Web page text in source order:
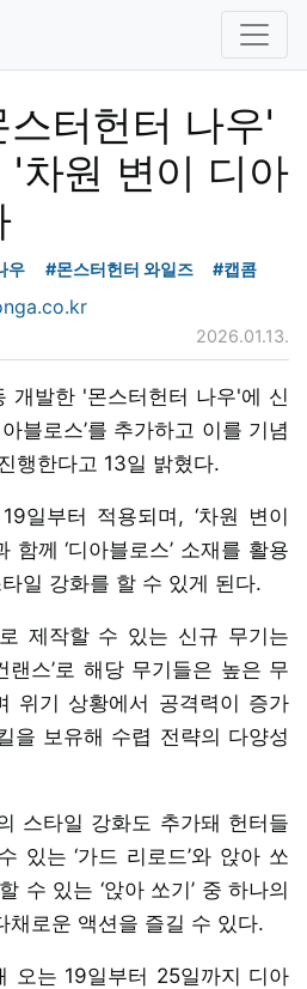
터헌터 나우'
'차원 변이 디아
우 #몬스터헌터 와일즈 #캡콤
2026.01.13.
개발한 '몬스터헌터 나우'에 신
블로스’를 추가하고 이를 기념
행한다고 13일 밝혔다.
일부터 적용되며, ‘차원 변이
함께 ‘디아블로스’ 소재를 활용
일 강화를 할 수 있게 된다.
로 제작할 수 있는 신규 무기는
‘건랜스’로 해당 무기들은 높은 무
위기 상황에서 공격력이 증가
을 보유해 수렵 전략의 다양성
스타일 강화도 추가돼 헌터들
있는 ‘가드 리로드’와 앉아 쏘
수 있는 ‘앉아 쏘기’ 중 하나의
채로운 액션을 즐길 수 있다.
오는 19일부터 25일까지 디아